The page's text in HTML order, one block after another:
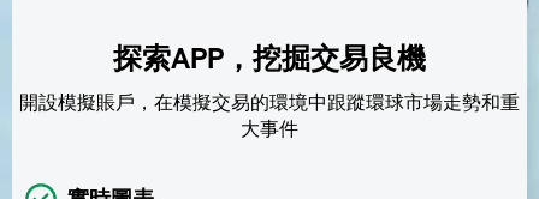
探索APP，挖掘交易良機
開設模擬賬戶，在模擬交易的環境中跟蹤環球市場走勢和重
大事件